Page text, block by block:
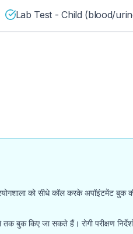
Lab Test - Child (blood/
को सीधे कॉल करके अपॉइंटमेंट बुक
बुक किए जा सकते हैं। रोगी परीक्षण